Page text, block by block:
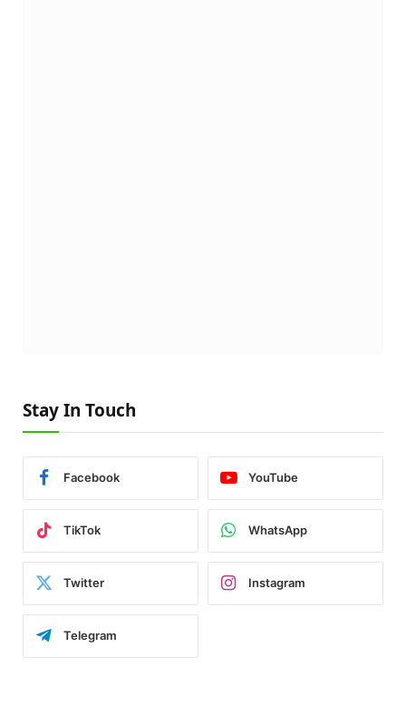
Stay In Touch
Facebook YouTube
TikTok WhatsApp
Twitter Instagram
Telegram